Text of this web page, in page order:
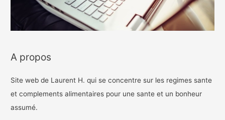
A propos
Site web de Laurent H. qui se concentre sur les regimes sante
et complements alimentaires pour une sante et un bonheur
assumé.